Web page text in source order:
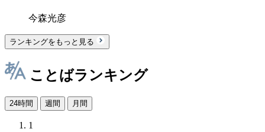
今森光彦
ランキングをもっと見る
ことばランキング
24時間 週間 月間
1